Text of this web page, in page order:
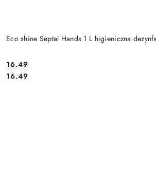
Eco shine Septal Hands 1 L higieniczna
Cena:
16.49
Cena:
16.49